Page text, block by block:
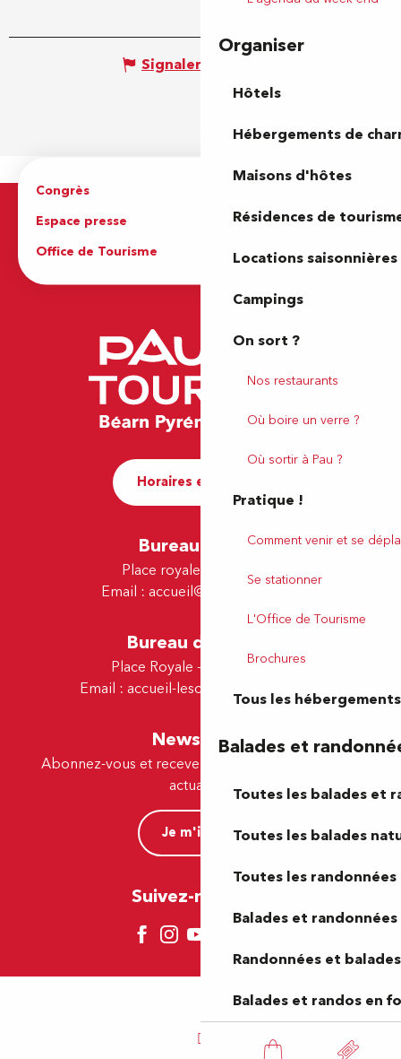
Organiser
Hôtels
Hébergements de
Maisons d'hôtes
Résidences de
Locations saisonnières
Campings
On sort ?
Nos restaurants
Où boire un verre ?
Où sortir à Pau ?
Pratique !
Comment venir et se
Se stationner
L'Office de Tourisme
Brochures
Tous les hébergements
Balades et
Toutes les balades et
Toutes les balades
Toutes les randonnées
Balades et
Randonnées et
Balades et randos en
Signaler une erreur
Congrès
Espace presse
Brochures
Office de Tourisme
Horaires et contact
Bureau de Pau
Place royale - 64000 Pau
Email : accueil@tourismepau.fr
Bureau de Lescar
Place Royale - 64230 Lescar
Email : accueil-lescar@tourismepau.fr
Newsletter
Abonnez-vous et recevez par e-mail nos offres et
actualités.
Je m'inscris
Suivez-nous ici !